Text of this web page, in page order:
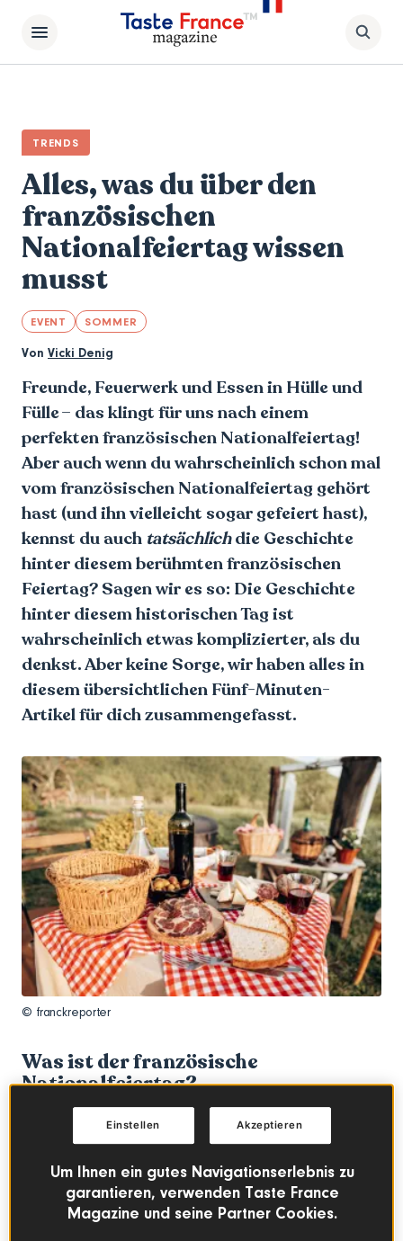
TRENDS
Alles, was du über den
französischen
Nationalfeiertag wissen
musst
EVENT SOMMER
Von Vicki Denig
Freunde, Feuerwerk und Essen in Hülle und
Fülle – das klingt für uns nach einem
perfekten französischen Nationalfeiertag!
Aber auch wenn du wahrscheinlich schon mal
vom französischen Nationalfeiertag gehört
hast (und ihn vielleicht sogar gefeiert hast),
kennst du auch tatsächlichdie Geschichte
hinter diesem berühmten französischen
Feiertag? Sagen wir es so: Die Geschichte
hinter diesem historischen Tag ist
wahrscheinlich etwas komplizierter, als du
denkst. Aber keine Sorge, wir haben alles in
diesem übersichtlichen Fünf-Minuten-
Artikel für dich zusammengefasst.
© franckreporter
Was ist der französische
Nationalfeiertag?
Die „fête nationale“, also der französische
Nationalfeiertag – auf Englisch bezeichnenderweise auch
Bastille am 14. Juli 1789 und an die Vereinigung des
französischen Volkes im darauffolgenden Jahr.
Um Ihnen ein gutes Navigationserlebnis zu
garantieren, verwenden Taste France
Magazine und seine Partner Cookies.
Akzeptieren
Einstellen